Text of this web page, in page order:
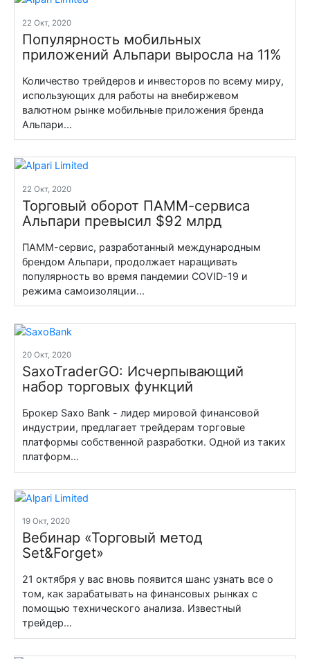
22 Окт, 2020
Популярность мобильных
приложений Альпари выросла на 11%
Количество трейдеров и инвесторов по всему миру,
использующих для работы на внебиржевом
валютном рынке мобильные приложения бренда
Альпари...
22 Окт, 2020
Торговый оборот ПАММ-сервиса
Альпари превысил $92 млрд
ПАММ-сервис, разработанный международным
брендом Альпари, продолжает наращивать
популярность во время пандемии COVID-19 и
режима самоизоляции...
20 Окт, 2020
SaxoTraderGO: Исчерпывающий
набор торговых функций
Брокер Saxo Bank - лидер мировой финансовой
индустрии, предлагает трейдерам торговые
платформы собственной разработки. Одной из таких
платформ...
19 Окт, 2020
Вебинар «Торговый метод
Set&Forget»
21 октября у вас вновь появится шанс узнать все о
том, как зарабатывать на финансовых рынках с
помощью технического анализа. Известный
трейдер...